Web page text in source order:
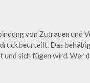
von Zutrauen und
beurteilt. Das
und sich fügen wird.